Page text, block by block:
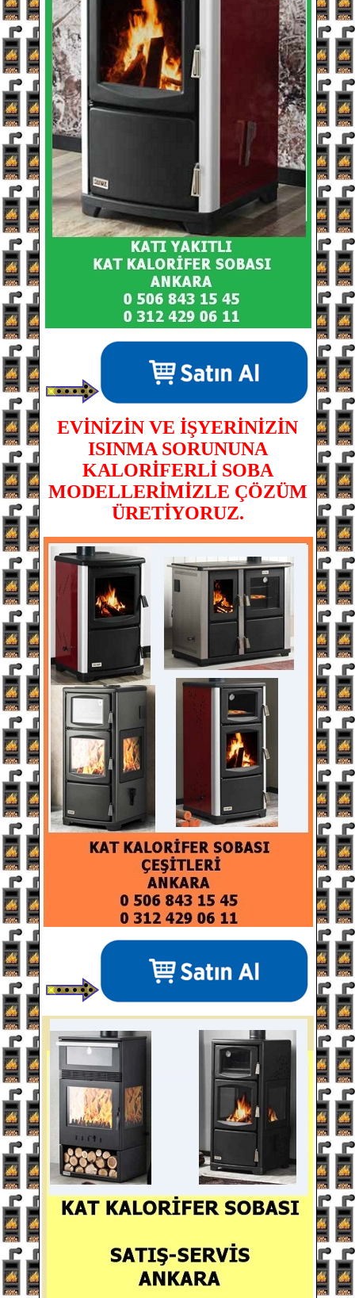
EVİNİZİN VE İŞYERİNİZİN
ISINMA SORUNUNA
KALORİFERLİ SOBA
MODELLERİMİZLE ÇÖZÜM
ÜRETİYORUZ.